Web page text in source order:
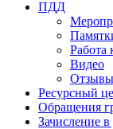
ПДД
Работа
Видео
Ресурсный
Обращения
Зачисление в